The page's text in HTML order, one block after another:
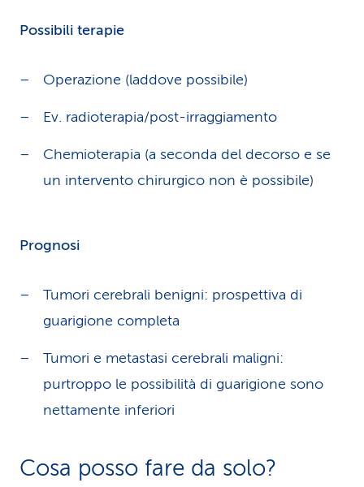
Possibili terapie
Operazione (laddove possibile)
Ev. radioterapia/post-irraggiamento
Chemioterapia (a seconda del decorso e se
un intervento chirurgico non è possibile)
Prognosi
Tumori cerebrali benigni: prospettiva di
guarigione completa
Tumori e metastasi cerebrali maligni:
purtroppo le possibilità di guarigione sono
nettamente inferiori
Cosa posso fare da solo?